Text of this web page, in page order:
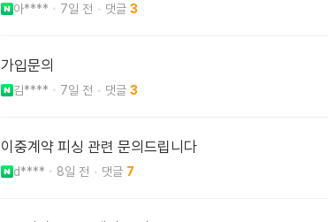
아**** 7일 전 3
가입문의
김**** 7일 전 3
이중계약 피싱 관련 문의드립니다
d**** 8일 전 7